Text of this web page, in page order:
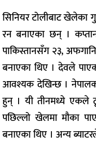
सिनियर टोलीबाट
रन बनाएका छन् ।
पाकिस्तानसँग २३,
बनाएका थिए । देवले
आवश्यक देखिन्छ ।
हुन् । यी तीनमध्ये एकले
पछिल्लो खेलमा मौका
बनाएका थिए । अन्य